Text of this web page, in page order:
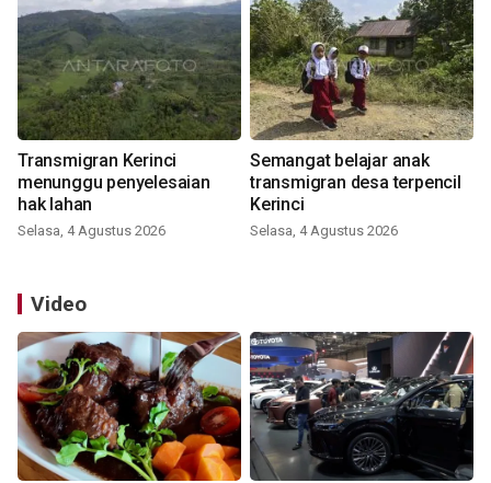
Transmigran Kerinci
menunggu penyelesaian
hak lahan
Selasa, 4 Agustus 2026
Semangat belajar anak
transmigran desa terpencil
Kerinci
Selasa, 4 Agustus 2026
Video